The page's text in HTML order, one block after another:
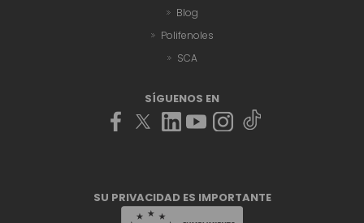
Blog
Polifenoles
SCA
SÍGUENOS EN
SU PRIVACIDAD ES IMPORTANTE